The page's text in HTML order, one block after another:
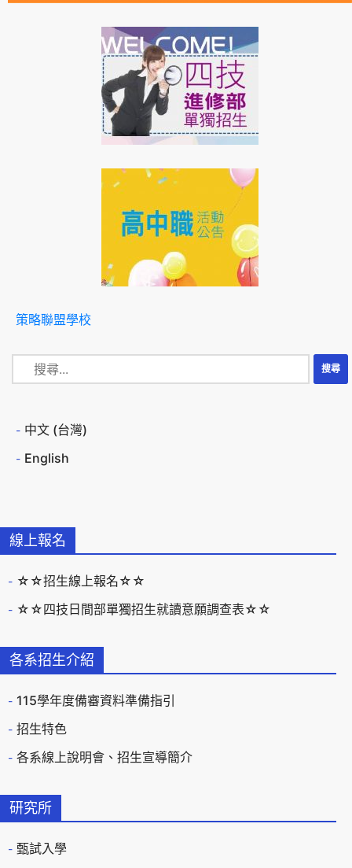
線上報名
☆☆招生線上報名☆☆
☆☆四技日間部單獨招生就讀意願調查表☆☆
各系招生介紹
115學年度備審資料準備指引
招生特色
各系線上說明會、招生宣導簡介
研究所
甄試入學
策略聯盟學校
中文 (台灣)
English